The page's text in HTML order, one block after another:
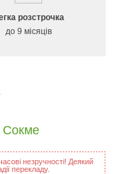
розстрочка
до 9 місяців
Сокме
незручності! Деякий
перекладу.